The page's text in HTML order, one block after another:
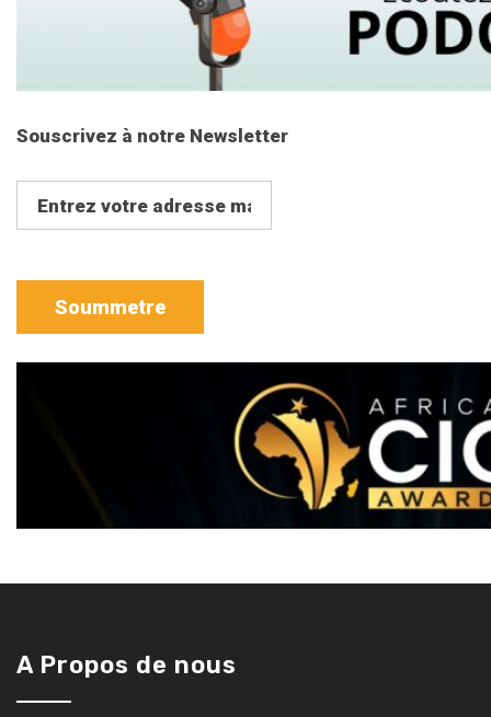
Souscrivez à notre Newsletter
A Propos de nous